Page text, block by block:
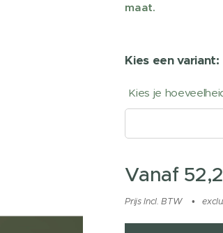
maat.
Kies een variant:
Kies je
Vanaf
Prijs Incl. BTW